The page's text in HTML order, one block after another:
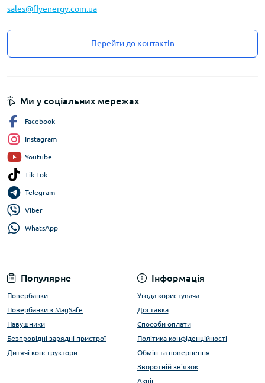
sales@flyenergy.com.ua
Перейти до контактів
Популярне
Повербанки
Повербанки з MagSafe
Навушники
Безпровідні зарядні пристрої
Дитячі конструктори
Інформація
Угода користувача
Доставка
Способи оплати
Політика конфіденційності
Обмін та повернення
Зворотній зв'язок
Акції
Ми у соціальних мережах
Facebook
Instagram
Youtube
Tik Tok
Telegram
Viber
WhatsApp